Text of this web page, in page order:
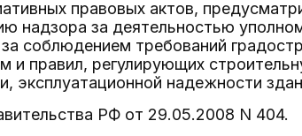
правовых актов,
надзора за деятельностью
соблюдением требований
и правил, регулирующих
эксплуатационной надежности
РФ от 29.05.2008 N 404.